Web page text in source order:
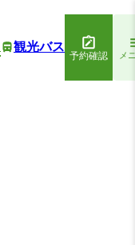
観光バス
予約確認 メ